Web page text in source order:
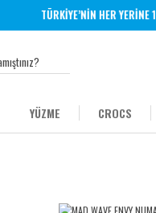
TÜRKİYE’NİN HER YERİNE
YÜZME CROCS